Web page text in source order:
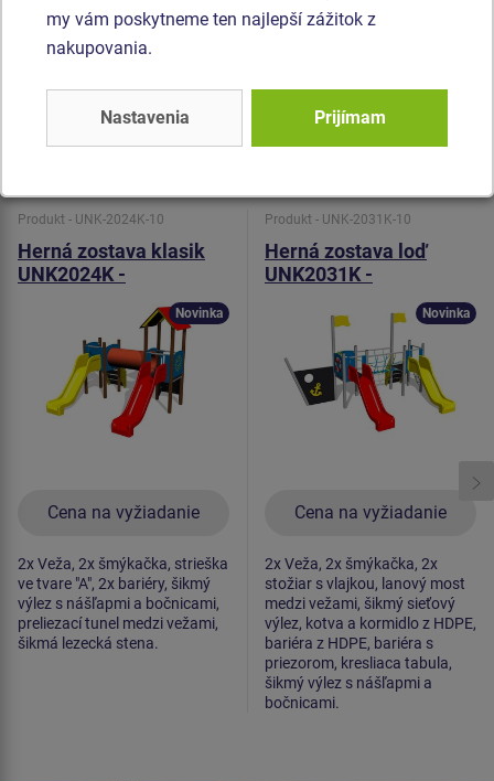
vyrobený z HDPE (celo zafarbený polyetylén, ktorý sa
vyznačuje vysokou farebnou stálosťou a odolnosťou proti
UV žiareniu). Všetok spojovací materiál je pozinkovaný
alebo nerezový.
Produkt - UNK-2024K-10
Herná zostava klasik
UNK2024K -
Cena na vyžiadanie
Novinka
2x Veža, 2x šmýkačka, strieška
ve tvare "A", 2x bariéry, šikmý
výlez s nášľapmi a bočnicami,
preliezací tunel medzi vežami,
šikmá lezecká stena.
Produkt - UNK-2031K-10
Herná zostava loď
UNK2031K -
Cena na vyžiadanie
Novinka
2x Veža, 2x šmýkačka, 2x
stožiar s vlajkou, lanový most
medzi vežami, šikmý sieťový
výlez, kotva a kormidlo z HDPE,
bariéra z HDPE, bariéra s
priezorom, kresliaca tabula,
šikmý výlez s nášľapmi a
bočnicami.
my vám poskytneme ten najlepší zážitok z
nakupovania.
Nastavenia Prijímam